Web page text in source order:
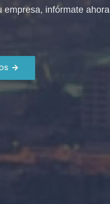
empresa, infórmate ahora